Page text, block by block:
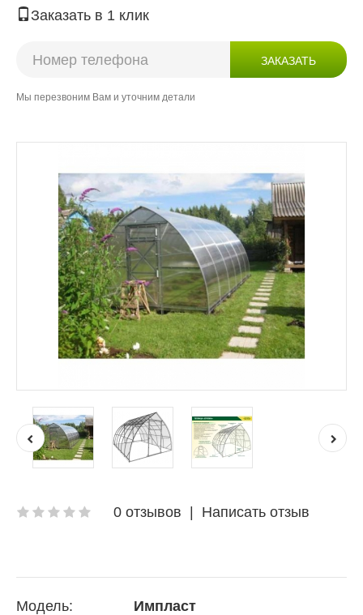
Заказать в 1 клик
ЗАКАЗАТЬ
Мы перезвоним Вам и уточним детали
0 отзывов | Написать отзыв
Модель:
Импласт